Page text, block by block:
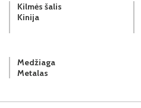
Kilmės šalis
Kinija
Medžiaga
Metalas